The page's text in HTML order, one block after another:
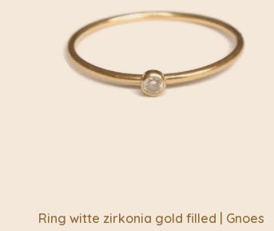
Ring witte zirkonia gold filled | Gnoes